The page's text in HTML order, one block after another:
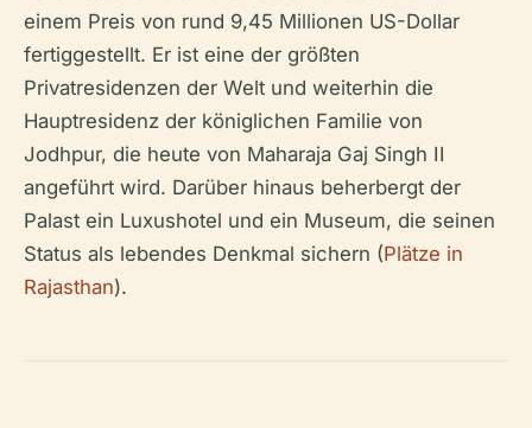
einem Preis von rund 9,45 Millionen US-Dollar
fertiggestellt. Er ist eine der größten
Privatresidenzen der Welt und weiterhin die
Hauptresidenz der königlichen Familie von
Jodhpur, die heute von Maharaja Gaj Singh II
angeführt wird. Darüber hinaus beherbergt der
Palast ein Luxushotel und ein Museum, die seinen
Status als lebendes Denkmal sichern (Plätze in
Rajasthan).